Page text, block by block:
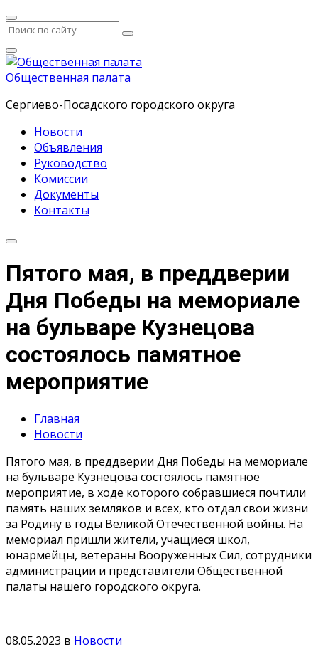
Общественная палата
Сергиево-Посадского городского округа
Новости
Объявления
Руководство
Комиссии
Документы
Контакты
Пятого мая, в преддверии
Дня Победы на мемориале
на бульваре Кузнецова
состоялось памятное
мероприятие
Главная
Новости
Пятого мая, в преддверии Дня Победы на мемориале
на бульваре Кузнецова состоялось памятное
мероприятие, в ходе которого собравшиеся почтили
память наших земляков и всех, кто отдал свои жизни
за Родину в годы Великой Отечественной войны. На
мемориал пришли жители, учащиеся школ,
юнармейцы, ветераны Вооруженных Сил, сотрудники
администрации и представители Общественной
палаты нашего городского округа.
08.05.2023 в Новости